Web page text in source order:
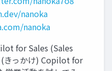
nanoka
nanoka
for Sales (Sales
きっかけ) Copilot for